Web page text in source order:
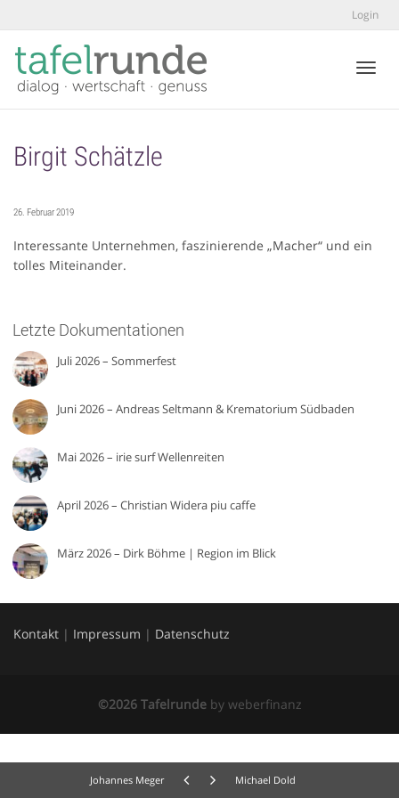
Login
Birgit Schätzle
26. Februar 2019
Interessante Unternehmen, faszinierende „Macher“ und ein
tolles Miteinander.
Johannes Meger Michael Dold
Letzte Dokumentationen
Juli 2026 – Sommerfest
Juni 2026 – Andreas Seltmann & Krematorium Südbaden
Mai 2026 – irie surf Wellenreiten
April 2026 – Christian Widera piu caffe
März 2026 – Dirk Böhme | Region im Blick
Kontakt | Impressum | Datenschutz
©2026 Tafelrundeby weberfinanz